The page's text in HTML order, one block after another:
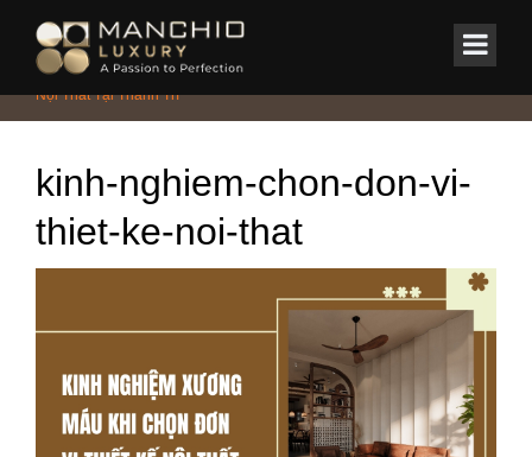
Home/Tin Tức & Sự Kiện/Tin tức
Cập Nhật Báo Giá Chi Tiết Thiết Kế
Nội Thất Tại Thanh Trì
kinh-nghiem-chon-don-vi-
thiet-ke-noi-that